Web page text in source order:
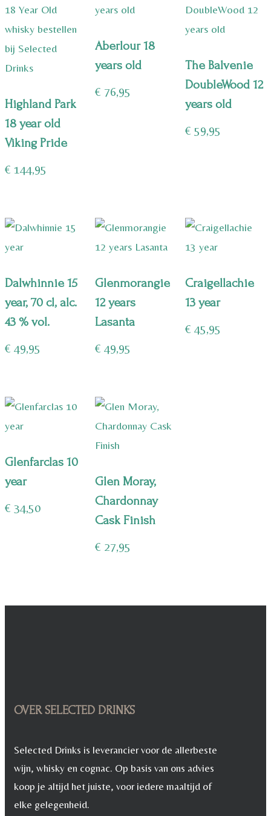
Highland Park
18 year old
Viking Pride
€ 144,95
Aberlour 18
years old
€ 76,95
The Balvenie
DoubleWood 12
years old
€ 59,95
Dalwhinnie 15
year, 70 cl, alc.
43 % vol.
€ 49,95
Glenmorangie
12 years
Lasanta
€ 49,95
Craigellachie
13 year
€ 45,95
Glenfarclas 10
year
€ 34,50
Glen Moray,
Chardonnay
Cask Finish
€ 27,95
OVER SELECTED DRINKS
Selected Drinks is leverancier voor de allerbeste
wijn, whisky en cognac. Op basis van ons advies
koop je altijd het juiste, voor iedere maaltijd of
elke gelegenheid.